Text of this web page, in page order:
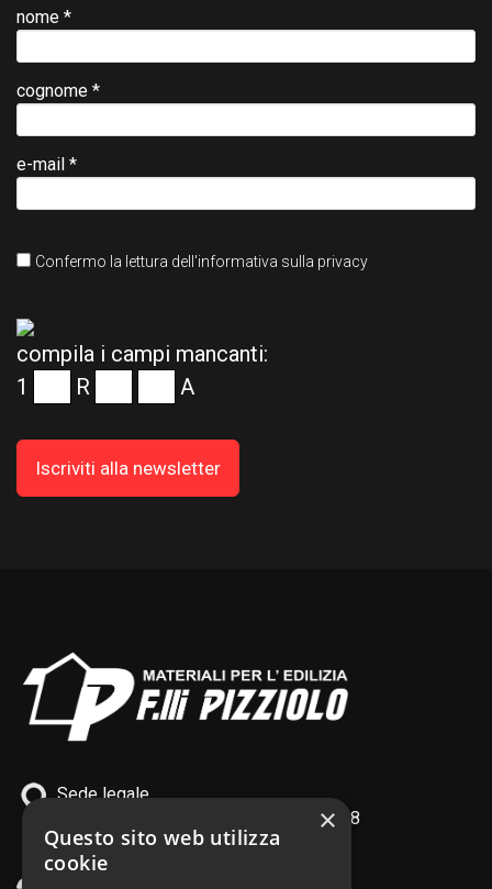
nome *
cognome *
e-mail *
Confermo la lettura dell'informativa sulla privacy
compila i campi mancanti:
1
R A
Sede legale
Quinto di Treviso TV - via XI Febbraio, 8
PI IT02436410266
×
Questo sito web utilizza
cookie